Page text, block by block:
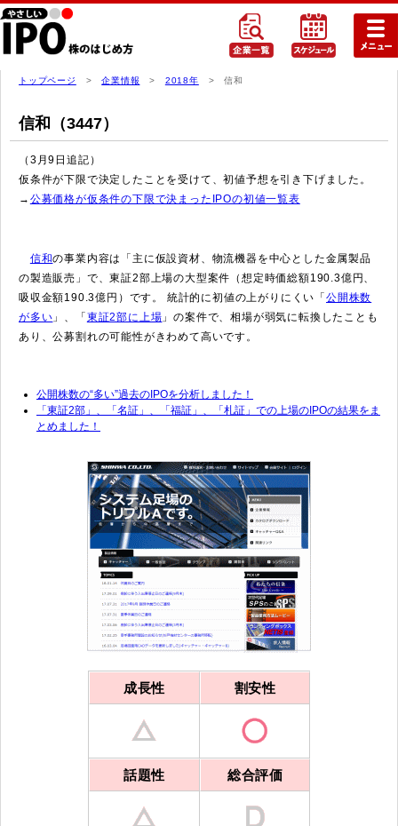
トップページ >企業情報 > 2018年 > 信和
信和（3447）
（3月9日追記）
仮条件が下限で決定したことを受けて、初値予想を引き下げました。
→ 公募価格が仮条件の下限で決まったIPOの初値一覧表
信和の事業内容は「主に仮設資材、物流機器を中心とした金属製品
の製造販売」で、東証2部上場の大型案件（想定時価総額190.3億円、
吸収金額190.3億円）です。 統計的に初値の上がりにくい「 公開株数
が多い 」、「 東証2部に上場 」の案件で、相場が弱気に転換したことも
あり、公募割れの可能性がきわめて高いです。
公開株数の“多い”過去のIPOを分析しました！
「東証2部」、「名証」、「福証」、「札証」での上場のIPOの結果をま
とめました！
成長性 割安性
話題性 総合評価